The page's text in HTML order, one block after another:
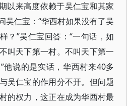
以来高度依赖于吴仁宝和其家
吴仁宝：“华西村如果没有了吴
？”吴仁宝回答：“一句话，如
叫天下第一村。不叫天下第一
他说的是实话，华西村来40多
吴仁宝的作用分不开。但问题
的权力，这正在成为华西村最